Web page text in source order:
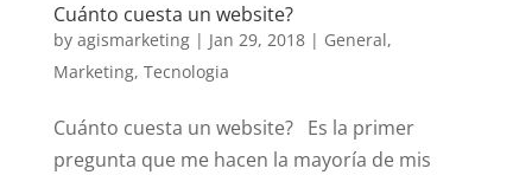
Cuánto cuesta un website?
by agismarketing| Jan 29, 2018| General,
Marketing, Tecnologia
Cuánto cuesta un website? Es la primer
pregunta que me hacen la mayoría de mis